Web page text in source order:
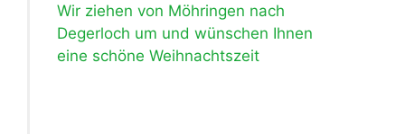
Wir ziehen von Möhringen nach
Degerloch um und wünschen Ihnen
eine schöne Weihnachtszeit